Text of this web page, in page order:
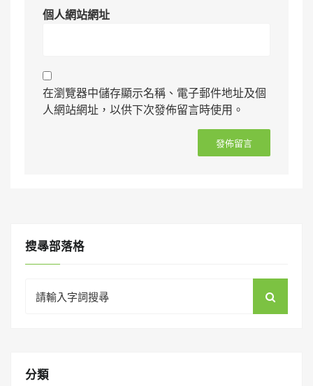
個人網站網址
在瀏覽器中儲存顯示名稱、電子郵件地址及個
人網站網址，以供下次發佈留言時使用。
搜㝷部落格
for:
分類